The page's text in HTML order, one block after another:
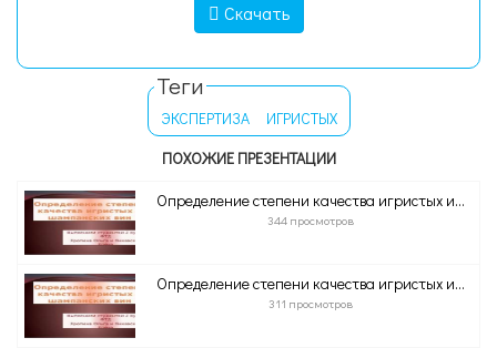
Скачать
Теги
ЭКСПЕРТИЗА
ИГРИСТЫХ
ПОХОЖИЕ ПРЕЗЕНТАЦИИ
Определение степени качества игристых и...
344 просмотров
Определение степени качества игристых и...
311 просмотров